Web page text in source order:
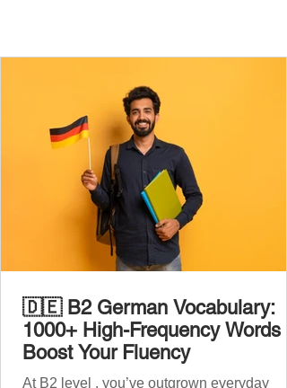
🇩🇪 B2 German Vocabulary:
1000+ High-Frequency Words
Boost Your Fluency
At B2 level , you’ve outgrown everyday